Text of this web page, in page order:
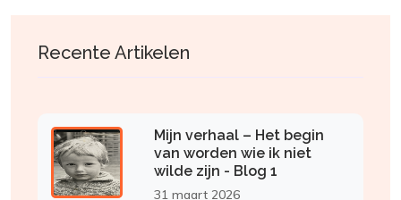
Recente Artikelen
Mijn verhaal – Het begin
van worden wie ik niet
wilde zijn - Blog 1
31 maart 2026